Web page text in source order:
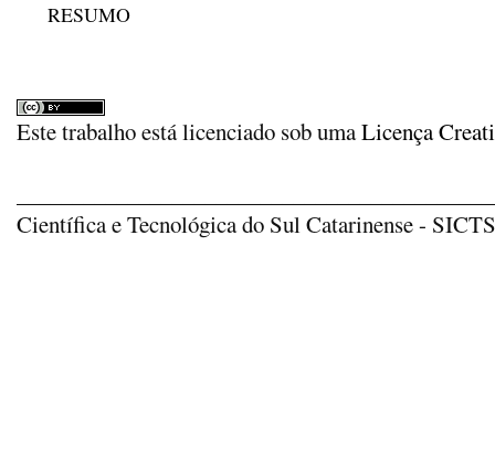
RESUMO
Este trabalho está licenciado sob umaLicença
Científica e Tecnológica do Sul Catarinense -